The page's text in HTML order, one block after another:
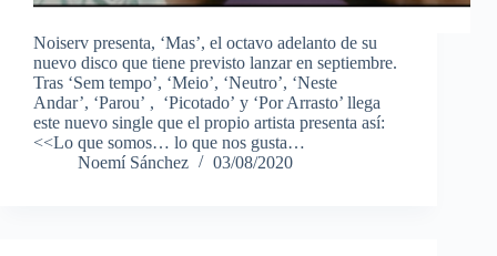
Noiserv presenta, ‘Mas’, el octavo adelanto de su
nuevo disco que tiene previsto lanzar en septiembre.
Tras ‘Sem tempo’, ‘Meio’, ‘Neutro’, ‘Neste
Andar’, ‘Parou’ , ‘Picotado’ y ‘Por Arrasto’ llega
este nuevo single que el propio artista presenta así:
<<Lo que somos… lo que nos gusta…
Noemí Sánchez
03/08/2020